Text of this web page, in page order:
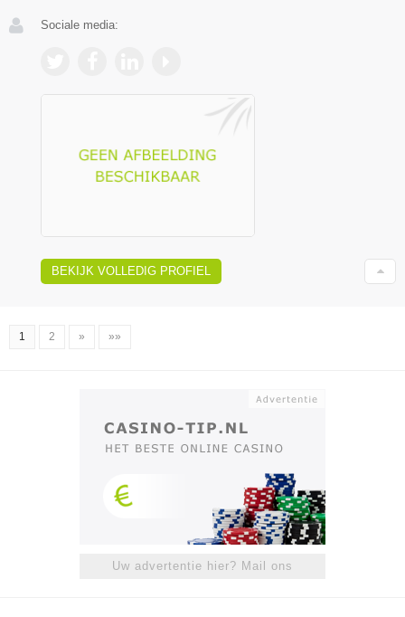
Sociale media:
BEKIJK VOLLEDIG PROFIEL
1 2 » »»
Uw advertentie hier? Mail ons